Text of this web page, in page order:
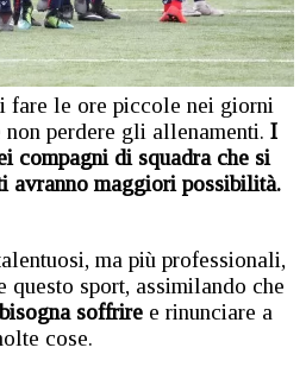
fare le ore piccole nei giorni
perdere gli allenamenti. I
compagni di squadra che si
avranno maggiori possibilità.
ma più professionali,
questo sport, assimilando che
soffrire e rinunciare a
cose.